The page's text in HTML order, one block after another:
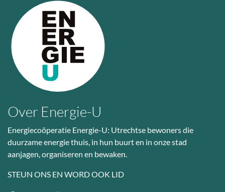
Over Energie-U
Energiecoöperatie Energie-U: Utrechtse bewoners die
duurzame energie thuis, in hun buurt en in onze stad
aanjagen, organiseren en bewaken.
STEUN ONS EN WORD OOK LID